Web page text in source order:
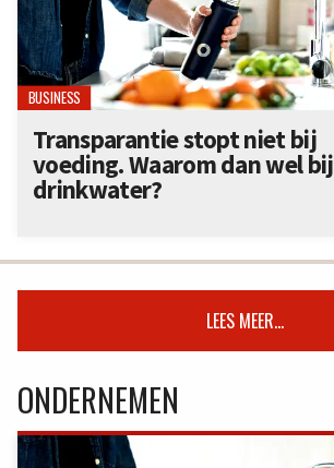
BUSINESS
Transparantie stopt niet bij
voeding. Waarom dan wel bij
drinkwater?
LEES MEER...
ONDERNEMEN